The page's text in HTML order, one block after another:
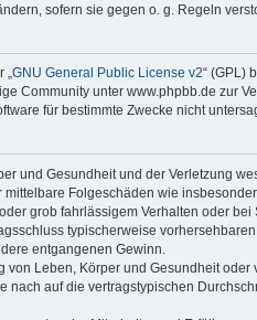
sofern sie gegen o. g. Regeln
„GNU General Public License v2“ (GPL)
Community unter www.phpbb.de zur
für bestimmte Zwecke nicht
und Gesundheit und der Verletzung
Folgeschäden wie
grob fahrlässigem Verhalten oder
typischerweise
entgangenen Gewinn.
Leben, Körper und Gesundheit
auf die vertragstypischen